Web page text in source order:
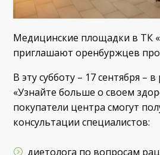
Медицинские площадки в ТК
приглашают оренбуржцев
В эту субботу – 17 сентября –
«Узнайте больше о своем
покупатели центра смогут
консультации специалистов:
диетолога по вопросам